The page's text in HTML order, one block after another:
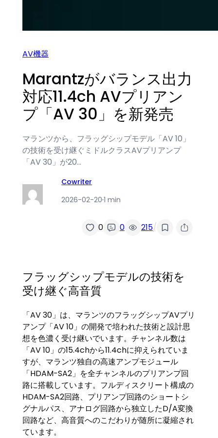
AV機器
Marantzがバランス出力
対応11.4ch AVプリアン
プ「AV 30」を新発売
マランツから、フラッグシップモデル「AV 10」
の技術を受け継ぐミドルクラスAVプリアンプ
「AV 30」が20…
Cowriter
2026-02-20·1 min
0 0 215/
フラッグシップモデルの技術を
受け継ぐ高音質
「AV 30」は、マランツのフラッグシップAVプリ
アンプ「AV 10」の開発で培われた技術と設計思
想を色濃く受け継いでいます。チャンネル数は
「AV 10」の15.4chから11.4chに抑えられていま
すが、マランツ独自の高速アンプモジュール
「HDAM-SA2」を全チャンネルのプリアンプ回
路に搭載しています。フルディスクリート構成の
HDAM-SA2回路、プリアンプ回路のショートシ
グナルパス、アナログ回路から独立したD/A変換
回路など、高音質へのこだわりが随所に凝縮され
ています。